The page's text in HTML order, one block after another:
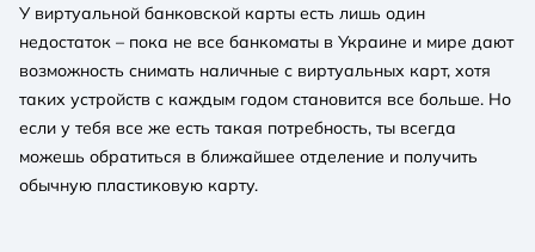
У виртуальной банковской карты есть лишь один
недостаток – пока не все банкоматы в Украине и мире дают
возможность снимать наличные с виртуальных карт, хотя
таких устройств с каждым годом становится все больше. Но
если у тебя все же есть такая потребность, ты всегда
можешь обратиться в ближайшее отделение и получить
обычную пластиковую карту.